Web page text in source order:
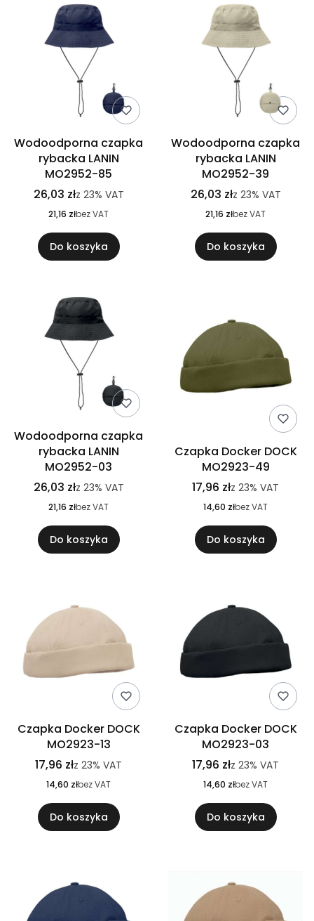
Wodoodporna czapka
rybacka LANIN
MO2952-85
26,03 złz 23% VAT
21,16 złbez VAT
Do koszyka
Wodoodporna czapka
rybacka LANIN
MO2952-39
26,03 złz 23% VAT
21,16 złbez VAT
Do koszyka
Wodoodporna czapka
rybacka LANIN
MO2952-03
26,03 złz 23% VAT
21,16 złbez VAT
Do koszyka
Czapka Docker DOCK
MO2923-49
17,96 złz 23% VAT
14,60 złbez VAT
Do koszyka
Czapka Docker DOCK
MO2923-13
17,96 złz 23% VAT
14,60 złbez VAT
Do koszyka
Czapka Docker DOCK
MO2923-03
17,96 złz 23% VAT
14,60 złbez VAT
Do koszyka